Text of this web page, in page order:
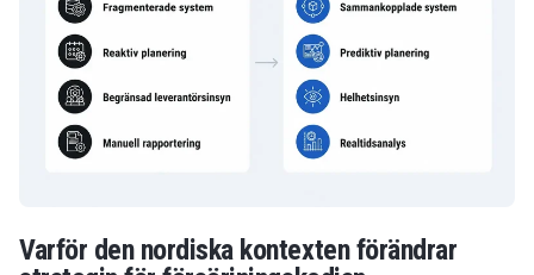
Varför den nordiska kontexten förändrar